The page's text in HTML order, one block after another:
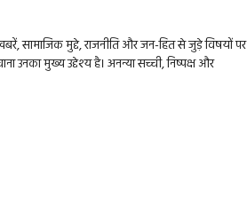
सामाजिक मुद्दे, राजनीति और जन-हित से जुड़े विषयों पर
मुख्य उद्देश्य है। अनन्या सच्ची, निष्पक्ष और